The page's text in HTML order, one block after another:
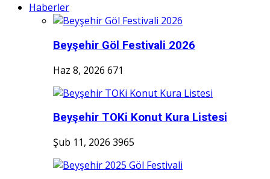
Haberler
Beyşehir Göl Festivali 2026
Haz 8, 2026 671
Beyşehir TOKi Konut Kura Listesi
Şub 11, 2026 3965